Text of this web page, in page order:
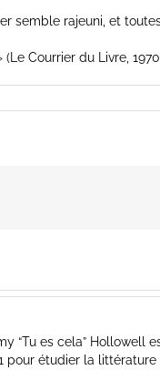
semble rajeuni, et
Courrier du Livre,
“Tu es cela” Hollowell
pour étudier la